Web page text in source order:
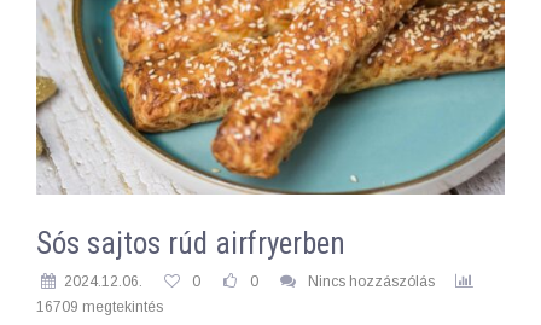
Sós sajtos rúd airfryerben
2024.12.06. 0 0
Nincs hozzászólás
16709 megtekintés